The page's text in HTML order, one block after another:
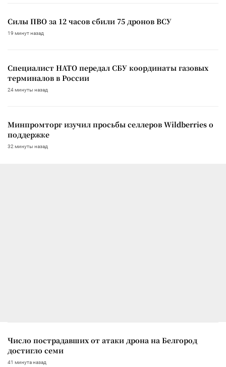
Силы ПВО за 12 часов сбили 75 дронов ВСУ
19 минут назад
Специалист НАТО передал СБУ координаты газовых
терминалов в России
24 минуты назад
Минпромторг изучил просьбы селлеров Wildberries о
поддержке
32 минуты назад
Число пострадавших от атаки дрона на Белгород
достигло семи
41 минута назад